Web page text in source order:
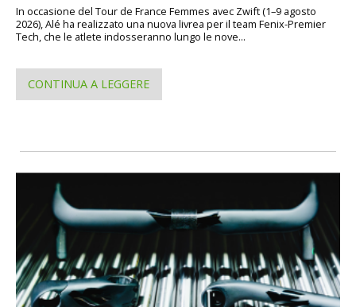
In occasione del Tour de France Femmes avec Zwift (1–9 agosto
2026), Alé ha realizzato una nuova livrea per il team Fenix-Premier
Tech, che le atlete indosseranno lungo le nove...
CONTINUA A LEGGERE